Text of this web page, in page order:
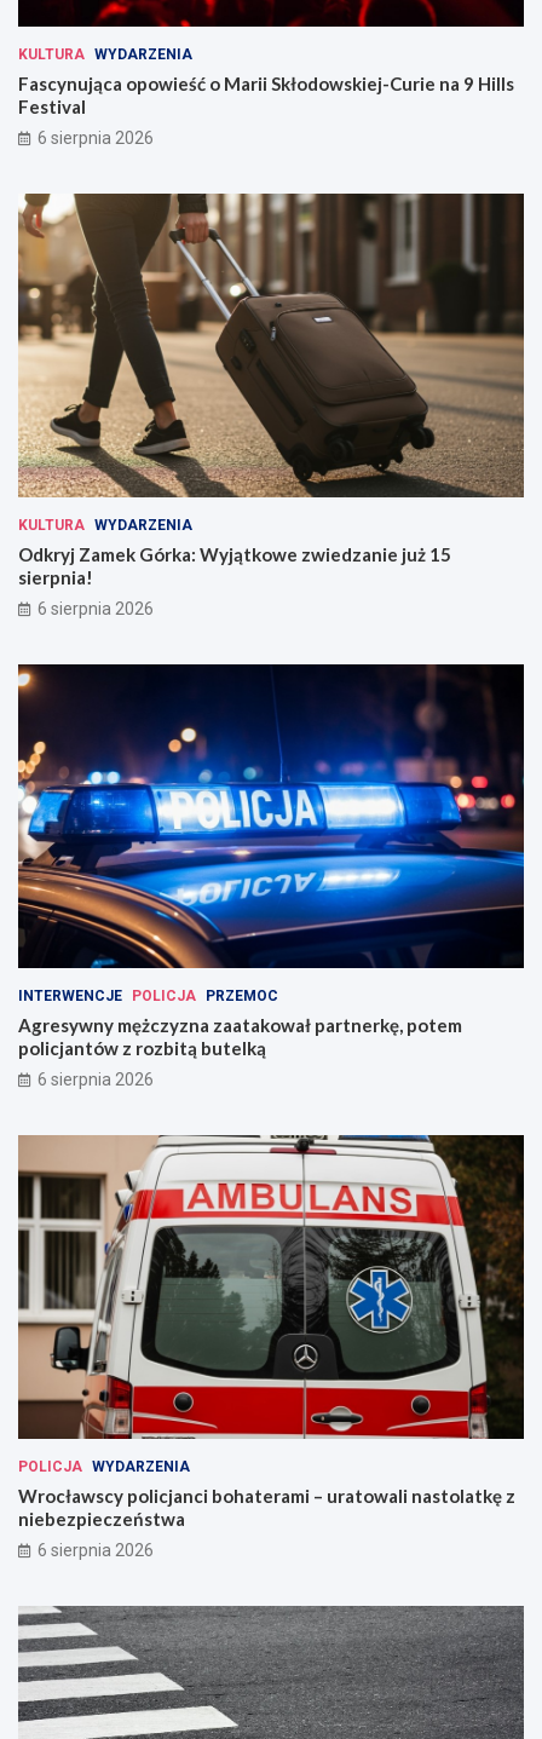
KULTURA WYDARZENIA
Fascynująca opowieść o Marii Skłodowskiej-Curie na 9 Hills
Festival
6 sierpnia 2026
KULTURA WYDARZENIA
Odkryj Zamek Górka: Wyjątkowe zwiedzanie już 15
sierpnia!
6 sierpnia 2026
INTERWENCJE POLICJA PRZEMOC
Agresywny mężczyzna zaatakował partnerkę, potem
policjantów z rozbitą butelką
6 sierpnia 2026
POLICJA WYDARZENIA
Wrocławscy policjanci bohaterami – uratowali nastolatkę z
niebezpieczeństwa
6 sierpnia 2026